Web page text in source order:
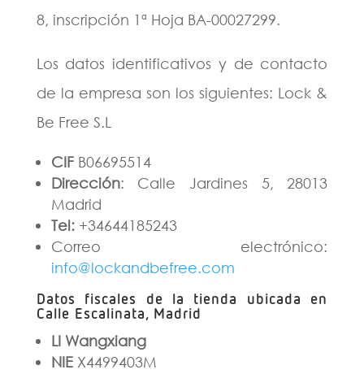
8, inscripción 1ª Hoja BA-00027299.
Los datos identificativos y de contacto
de la empresa son los siguientes: Lock &
Be Free S.L
CIFB06695514
Dirección: Calle Jardines 5, 28013
Madrid
Tel:+34644185243
Correo electrónico:
info@lockandbefree.com
Datos fiscales de la tienda ubicada en
Calle Escalinata, Madrid
LI Wangxiang
NIE X4499403M